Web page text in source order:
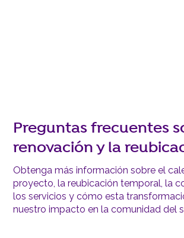
Preguntas frecuentes
renovación y la
Obtenga más información sobre el
proyecto, la reubicación temporal, la
los servicios y cómo esta
nuestro impacto en la comunidad del